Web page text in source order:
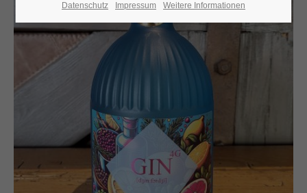
Datenschutz Impressum Weitere Informationen